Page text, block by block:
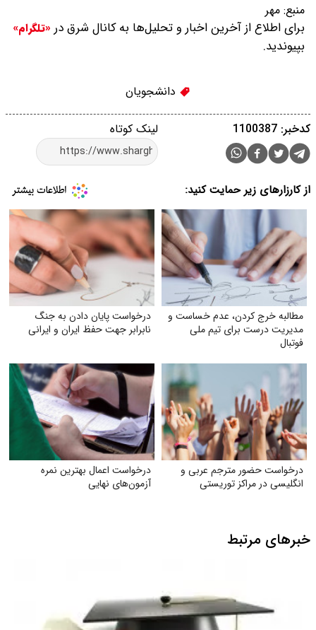
منبع: مهر
برای اطلاع از آخرین اخبار و تحلیل‌ها به کانال شرق در «تلگرام»
بپیوندید.
دانشجویان
لینک کوتاه کدخبر: 1100387
از کارزارهای زیر حمایت کنید:
مطالبه خرج کردن، عدم خساست و
مدیریت درست برای تیم ملی
فوتبال
درخواست پایان دادن به جنگ
نابرابر جهت حفظ ایران و ایرانی
درخواست حضور مترجم عربی و
انگلیسی در مراکز توریستی
درخواست اعمال بهترین نمره
آزمون‌های نهایی
خبرهای مرتبط